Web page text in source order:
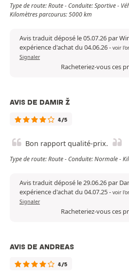
Type de route: Route - Conduite: Sportive -
Kilomètres parcourus: 5000 km
Avis traduit déposé le 05.07.26 par
expérience d'achat du 04.06.26- voir
Signaler
Racheteriez-vous ces
AVIS DE DAMIR Ž
4/5
Bon rapport qualité-prix.
Type de route: Route - Conduite: Normale -
Avis traduit déposé le 29.06.26 par
expérience d'achat du 04.07.25- voir
Signaler
Racheteriez-vous ces
AVIS DE ANDREAS
4/5